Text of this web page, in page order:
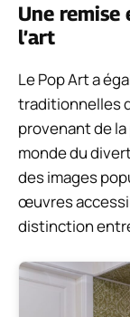
Une
l’art
Le Pop Art a
traditionnelles
provenant de
monde du
des images
œuvres
distinction